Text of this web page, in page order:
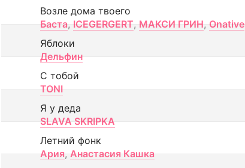
Возле дома твоего
Баста, ICEGERGERT, МАКСИ ГРИН, Onative
Яблоки
Дельфин
С тобой
TONI
Я у деда
SLAVA SKRIPKA
Летний фонк
Ария, Анастасия Кашка